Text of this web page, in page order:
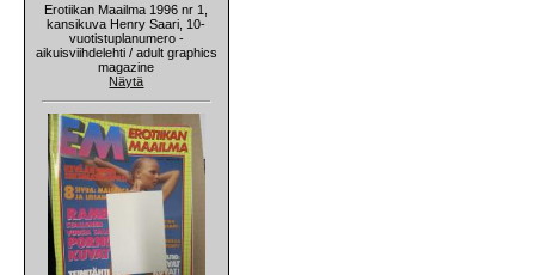
Erotiikan Maailma 1996 nr 1,
kansikuva Henry Saari, 10-
vuotistuplanumero -
aikuisviihdelehti / adult graphics
magazine
Näytä